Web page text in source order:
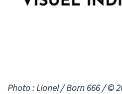
Photo : Lionel / Born 666 / ©